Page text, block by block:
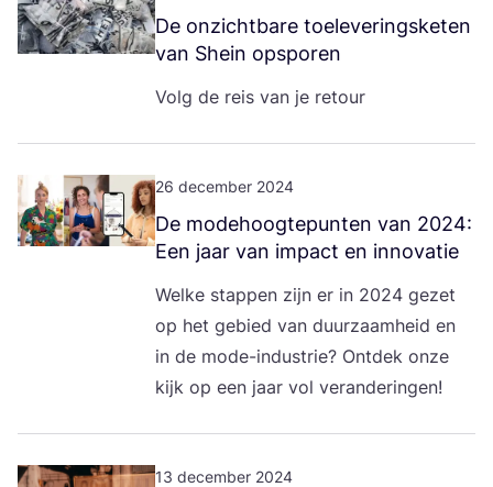
De onzicht­ba­re toe­le­ve­rings­ke­ten
van Shein opsporen
Volg de reis van je retour
26 december 2024
De mode­hoog­te­pun­ten van 2024:
Een jaar van impact en innovatie
Wel­ke stap­pen zijn er in 2024 gezet
op het gebied van duur­zaam­heid en
in de mode-indu­strie? Ont­dek onze
kijk op een jaar vol veranderingen!
13 december 2024